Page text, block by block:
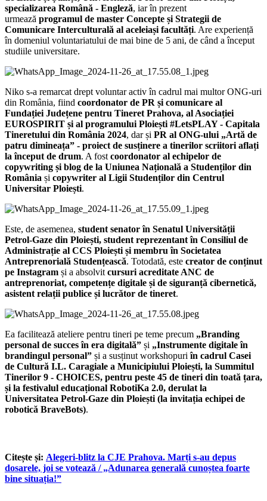
specializarea Română - Engleză, iar în prezent
urmează programul de master Concepte și Strategii de
Comunicare Interculturală al aceleiași facultăți. Are experiență
în domeniul voluntariatului de mai bine de 5 ani, de când a început
studiile universitare.
Niko s-a remarcat drept voluntar activ în cadrul mai multor ONG-uri
din România, fiind coordonator de PR și comunicare al
Fundației Județene pentru Tineret Prahova, al Asociației
EUROSPIRIT și al programului Ploiești #LetsPLAY - Capitala
Tineretului din România 2024, dar și PR al ONG-ului „Artă de
patru dimineața” - proiect de susținere a tinerilor scriitori aflați
la început de drum. A fost coordonator al echipelor de
copywriting și blog de la Uniunea Națională a Studenților din
România și copywriter al Ligii Studenților din Centrul
Universitar Ploiești.
Este, de asemenea, student senator în Senatul Universității
Petrol-Gaze din Ploiești, student reprezentant în Consiliul de
Administrație al CCS Ploiești și membru în Societatea
Antreprenorială Studențească. Totodată, este creator de conținut
pe Instagram și a absolvit cursuri acreditate ANC de
antreprenoriat, competențe digitale și de siguranță cibernetică,
asistent relații publice și lucrător de tineret.
Ea facilitează ateliere pentru tineri pe teme precum „Branding
personal de succes în era digitală” și „Instrumente digitale în
brandingul personal” și a susținut workshopuriîn cadrul Casei
de Cultură I.L. Caragiale a Municipiului Ploiești, la Summitul
Tinerilor 9 - CHOICES, pentru peste 45 de tineri din toată țara,
și la festivalul educațional RobotiKa 2.0, derulat la
Universitatea Petrol-Gaze din Ploiești (la invitația echipei de
robotică BraveBots).
Citește și: Alegeri-blitz la CJE Prahova. Marți s-au depus
dosarele, joi se votează / „Adunarea generală cunoștea foarte
bine situația!”